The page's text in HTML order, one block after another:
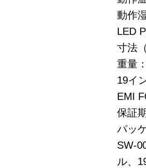
動作
LED
寸法
重量
19イ
EMI
保証
パッ
SW-
ル、